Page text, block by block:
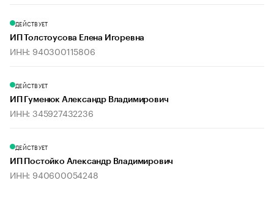
ДЕЙСТВУЕТ
ИП Толстоусова Елена Игоревна
ИНН: 940300115806
ДЕЙСТВУЕТ
ИП Гуменюк Александр Владимирович
ИНН: 345927432236
ДЕЙСТВУЕТ
ИП Постойко Александр Владимирович
ИНН: 940600054248